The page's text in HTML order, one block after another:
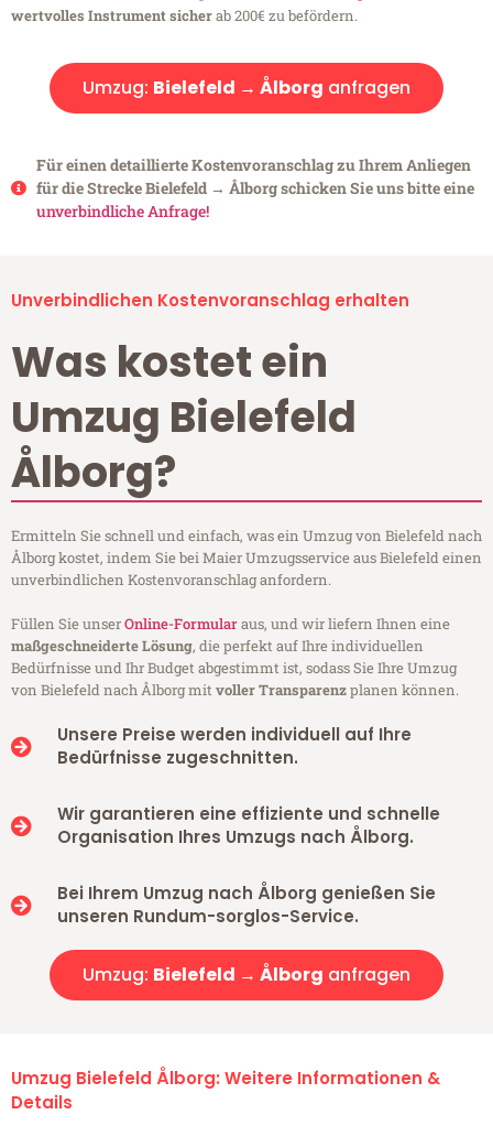
wertvolles Instrument sicherab 200€ zu befördern.
Umzug: Bielefeld → Ålborg anfragen
Für einen detaillierte Kostenvoranschlag zu Ihrem Anliegen
für die Strecke Bielefeld → Ålborg schicken Sie uns bitte eine
unverbindliche Anfrage!
Unverbindlichen Kostenvoranschlag erhalten
Was kostet ein
Umzug Bielefeld
Ålborg?
Ermitteln Sie schnell und einfach, was ein Umzug von Bielefeld nach
Ålborg kostet, indem Sie bei Maier Umzugsservice aus Bielefeld einen
unverbindlichen Kostenvoranschlag anfordern.
Füllen Sie unserOnline-Formularaus, und wir liefern Ihnen eine
maßgeschneiderte Lösung, die perfekt auf Ihre individuellen
Bedürfnisse und Ihr Budget abgestimmt ist, sodass Sie Ihre Umzug
von Bielefeld nach Ålborg mitvoller Transparenzplanen können.
Unsere Preise werden individuell auf Ihre
Bedürfnisse zugeschnitten.
Wir garantieren eine effiziente und schnelle
Organisation Ihres Umzugs nach Ålborg.
Bei Ihrem Umzug nach Ålborg genießen Sie
unseren Rundum-sorglos-Service.
Umzug: Bielefeld → Ålborg anfragen
Umzug Bielefeld Ålborg: Weitere Informationen &
Details